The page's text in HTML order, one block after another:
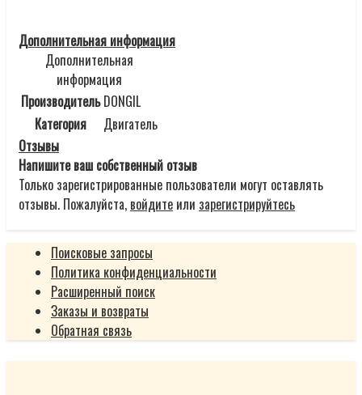
Дополнительная информация
Дополнительная
информация
Производитель DONGIL
Категория
Двигатель
Отзывы
Напишите ваш собственный отзыв
Только зарегистрированные пользователи могут оставлять
отзывы. Пожалуйста, войдите или зарегистрируйтесь
Поисковые запросы
Политика конфиденциальности
Расширенный поиск
Заказы и возвраты
Обратная связь